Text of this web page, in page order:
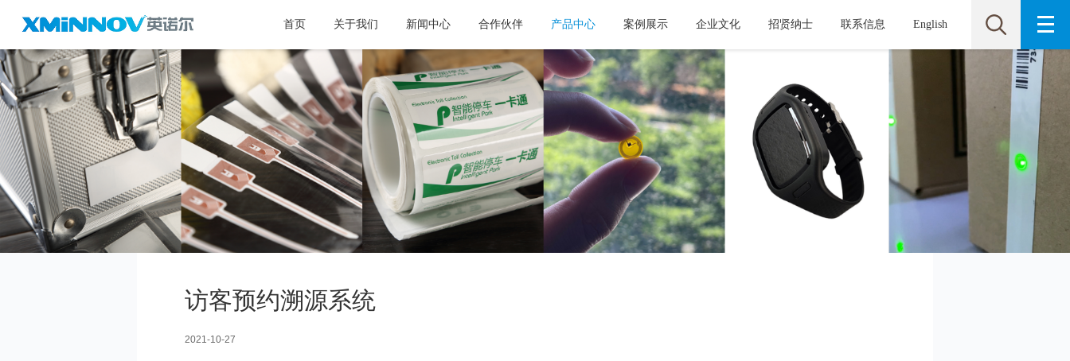
首页 关于我们 新闻中心 合作伙伴 产品中心 案例展示 企业文化 招贤纳士 联系信息 English
访客预约溯源系统
2021-10-27